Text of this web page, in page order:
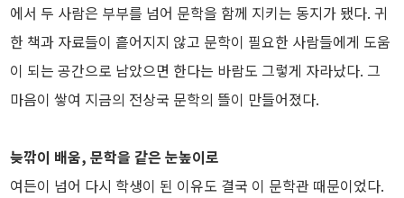
에서 두 사람은 부부를 넘어 문학을 함께 지키는 동지가 됐다. 귀
한 책과 자료들이 흩어지지 않고 문학이 필요한 사람들에게 도움
이 되는 공간으로 남았으면 한다는 바람도 그렇게 자라났다. 그
마음이 쌓여 지금의 전상국 문학의 뜰이 만들어졌다.
늦깎이 배움, 문학을 같은 눈높이로
여든이 넘어 다시 학생이 된 이유도 결국 이 문학관 때문이었다.